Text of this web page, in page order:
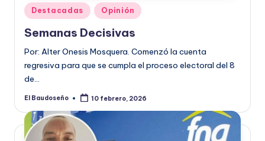
Publicado
en
Destacadas Opinión
Semanas Decisivas
Por: Alter Onesis Mosquera. Comenzó la cuenta
regresiva para que se cumpla el proceso electoral del 8
de…
Publicado
El Baudoseño 10 febrero, 2026